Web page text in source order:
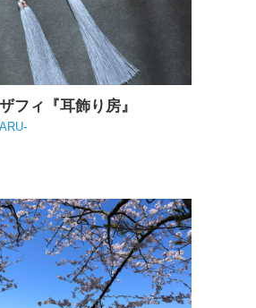
フィ『耳飾り房』